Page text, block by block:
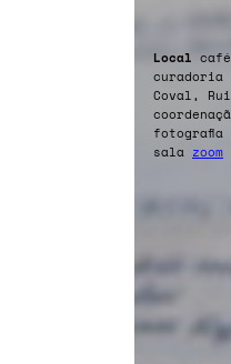
Local café
curadoria
Coval, Rui
fotografia
sala zoom